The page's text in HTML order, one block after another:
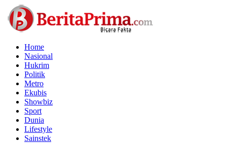
Home
Nasional
Hukrim
Politik
Metro
Ekubis
Showbiz
Sport
Dunia
Lifestyle
Sainstek